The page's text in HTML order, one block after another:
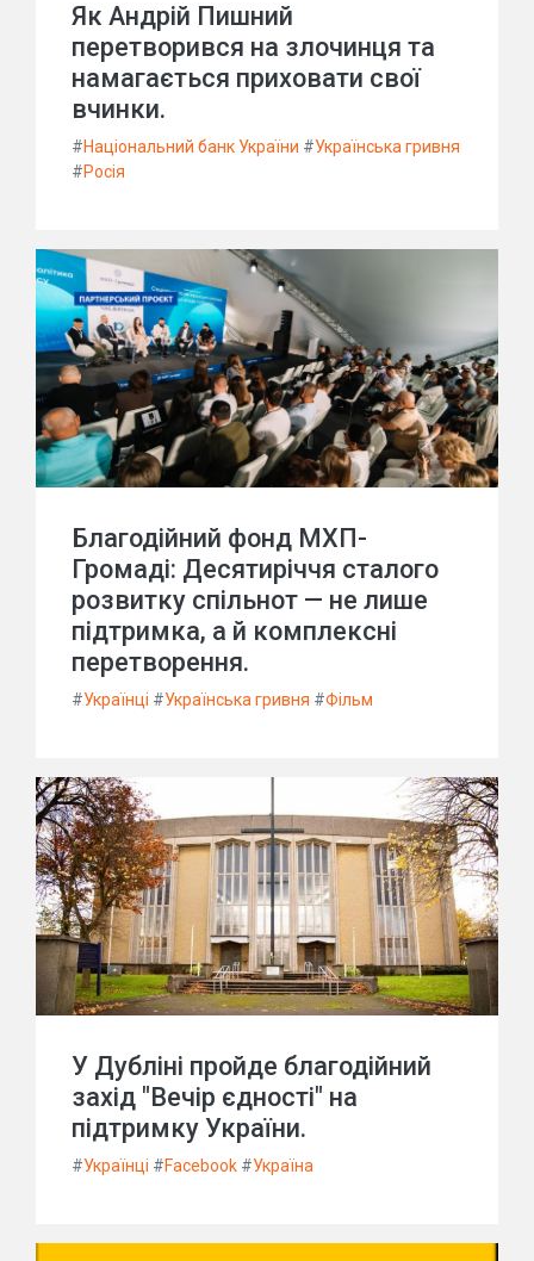
Як Андрій Пишний
перетворився на злочинця та
намагається приховати свої
вчинки.
#Національний банк України #Українська гривня
#Росія
Благодійний фонд МХП-
Громаді: Десятиріччя сталого
розвитку спільнот — не лише
підтримка, а й комплексні
перетворення.
#Українці #Українська гривня #Фільм
У Дубліні пройде благодійний
захід "Вечір єдності" на
підтримку України.
#Українці #Facebook #Україна